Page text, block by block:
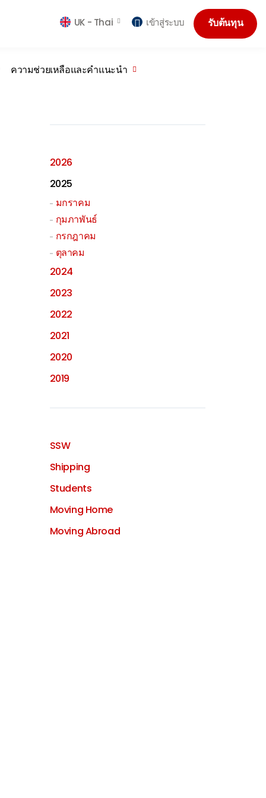
รับต้นทุน
UK - Thai เข้าสู่ระบบ
ความช่วยเหลือและคำแนะนำ
2026
2025
มกราคม
กุมภาพันธ์
กรกฎาคม
ตุลาคม
2024
2023
2022
2021
2020
2019
SSW
Shipping
Students
Moving Home
Moving Abroad